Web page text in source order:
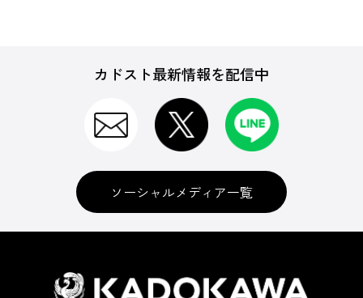
カドスト最新情報を配信中
ソーシャルメディア一覧